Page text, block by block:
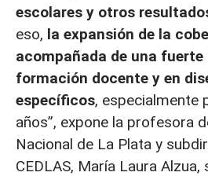
escolares y otros
eso, la expansión de la
acompañada de una fuerte
formación docente y en
específicos, especialmente
años”, expone la profesora
Nacional de La Plata y
CEDLAS, María Laura Alzua,